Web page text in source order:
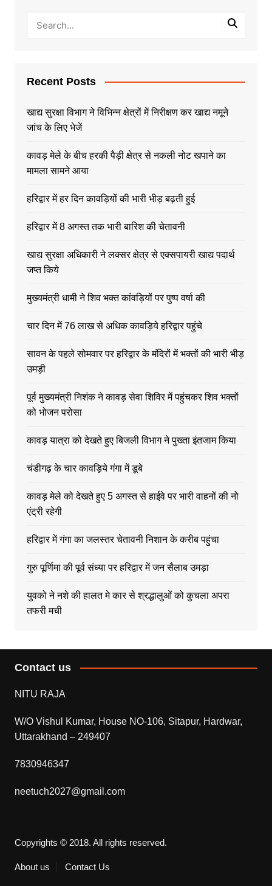
Recent Posts
खाद्य सुरक्षा विभाग ने विभिन्न क्षेत्रों में निरीक्षण कर खाद्य नमूने
जांच के लिए भेजें
कावड़ मेले के बीच हरकी पैड़ी क्षेत्र से नकली नोट खपाने का
मामला सामने आया
हरिद्वार में हर दिन कावड़ियों की भारी भीड़ बढ़ती हुई
हरिद्वार में 8 अगस्त तक भारी बारिश की चेतावनी
खाद्य सुरक्षा अधिकारी ने लक्सर क्षेत्र से एक्सपायरी खाद्य पदार्थ
जप्त किये
मुख्यमंत्री धामी ने शिव भक्त कांवड़ियों पर पुष्प वर्षा की
चार दिन में 76 लाख से अधिक कावड़िये हरिद्वार पहुंचे
सावन के पहले सोमवार पर हरिद्वार के मंदिरों में भक्तों की भारी भीड़
उमड़ी
पूर्व मुख्यमंत्री निशंक ने कावड़ सेवा शिविर में पहुंचकर शिव भक्तों
को भोजन परोसा
कावड़ यात्रा को देखते हुए बिजली विभाग ने पुख्ता इंतजाम किया
चंडीगढ़ के चार कावड़िये गंगा में डूबे
कावड़ मेले को देखते हुए 5 अगस्त से हाईवे पर भारी वाहनों की नो
एंट्री रहेगी
हरिद्वार में गंगा का जलस्तर चेतावनी निशान के करीब पहुंचा
गुरु पूर्णिमा की पूर्व संध्या पर हरिद्वार में जन सैलाब उमड़ा
युवको ने नशे की हालत मे कार से श्रद्धालुओं को कुचला अपरा
तफरी मची
Contact us
NITU RAJA
W/O Vishul Kumar, House NO-106, Sitapur, Hardwar,
Uttarakhand – 249407
7830946347
neetuch2027@gmail.com
Copyrights © 2018. All rights reserved.
About us Contact Us